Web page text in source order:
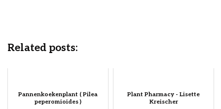
Related posts:
Pannenkoekenplant ( Pilea
peperomioides )
Plant Pharmacy - Lisette
Kreischer